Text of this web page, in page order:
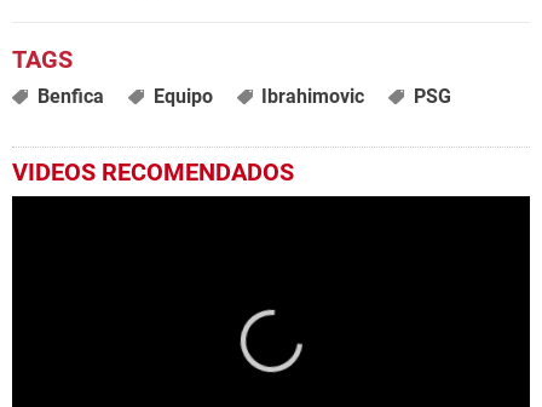
Benfica Equipo Ibrahimovic PSG
VIDEOS RECOMENDADOS